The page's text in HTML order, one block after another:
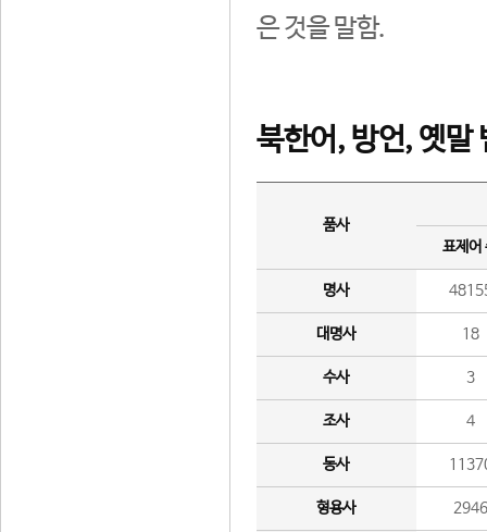
은 것을 말함.
북한어, 방언, 옛말
품사
표제어
명사
대명사 18
수사 3
조사 4
동사
형용사 2946